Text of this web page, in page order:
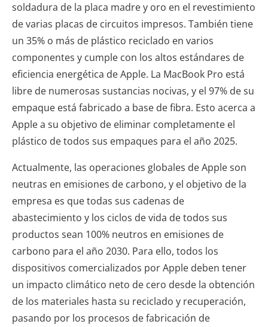
soldadura de la placa madre y oro en el revestimiento
de varias placas de circuitos impresos. También tiene
un 35% o más de plástico reciclado en varios
componentes y cumple con los altos estándares de
eficiencia energética de Apple. La MacBook Pro está
libre de numerosas sustancias nocivas, y el 97% de su
empaque está fabricado a base de fibra. Esto acerca a
Apple a su objetivo de eliminar completamente el
plástico de todos sus empaques para el año 2025.
Actualmente, las operaciones globales de Apple son
neutras en emisiones de carbono, y el objetivo de la
empresa es que todas sus cadenas de
abastecimiento y los ciclos de vida de todos sus
productos sean 100% neutros en emisiones de
carbono para el año 2030. Para ello, todos los
dispositivos comercializados por Apple deben tener
un impacto climático neto de cero desde la obtención
de los materiales hasta su reciclado y recuperación,
pasando por los procesos de fabricación de